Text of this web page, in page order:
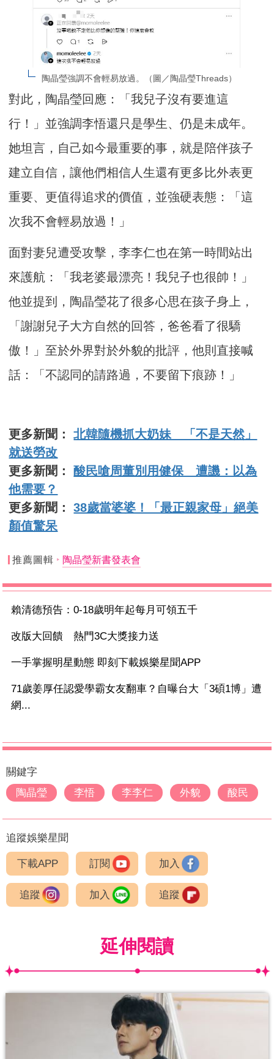
陶晶瑩強調不會輕易放過。（圖／陶晶瑩Threads）
對此，陶晶瑩回應：「我兒子沒有要進這
行！」並強調李悟還只是學生、仍是未成年。
她坦言，自己如今最重要的事，就是陪伴孩子
建立自信，讓他們相信人生還有更多比外表更
重要、更值得追求的價值，並強硬表態：「這
次我不會輕易放過！」
面對妻兒遭受攻擊，李李仁也在第一時間站出
來護航：「我老婆最漂亮！我兒子也很帥！」
他並提到，陶晶瑩花了很多心思在孩子身上，
「謝謝兒子大方自然的回答，爸爸看了很驕
傲！」至於外界對於外貌的批評，他則直接喊
話：「不認同的請路過，不要留下痕跡！」
更多新聞：北韓隨機抓大奶妹 「不是天然」
就送勞改
更多新聞：酸民嗆周董別用健保 遭譏：以為
他需要？
更多新聞：38歲當婆婆！「最正親家母」絕美
顏值驚呆
推薦圖輯 陶晶瑩新書發表會
賴清德預告：0-18歲明年起每月可領五千
改版大回饋 熱門3C大獎接力送
一手掌握明星動態 即刻下載娛樂星聞APP
71歲姜厚任認愛學霸女友翻車？自曝台大「3碩1博」遭
網...
關鍵字
陶晶瑩
李悟 李李仁 外貌 酸民
追蹤娛樂星聞
下載APP 訂閱 加入
追蹤 加入 追蹤
延伸閱讀